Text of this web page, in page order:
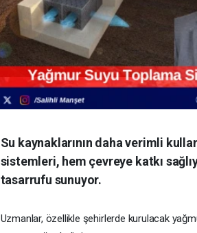
Su kaynaklarının daha verimli
sistemleri, hem çevreye katkı
tasarrufu sunuyor.
Uzmanlar, özellikle şehirlerde kurulacak